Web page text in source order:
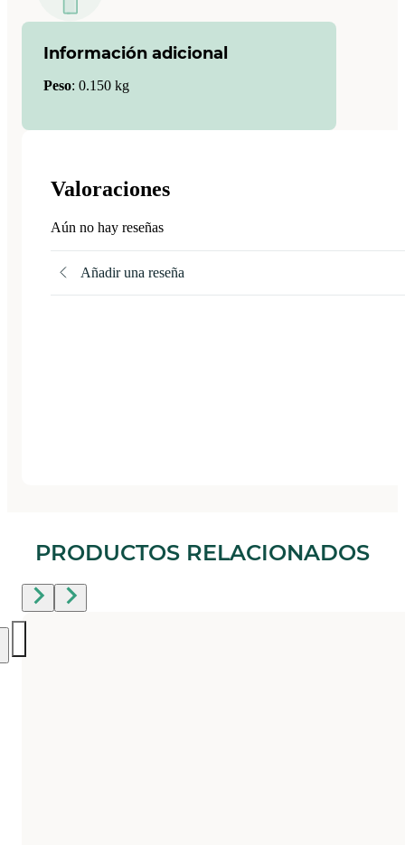
Información adicional
Peso: 0.150 kg
Valoraciones
Aún no hay reseñas
Añadir una reseña
PRODUCTOS RELACIONADOS